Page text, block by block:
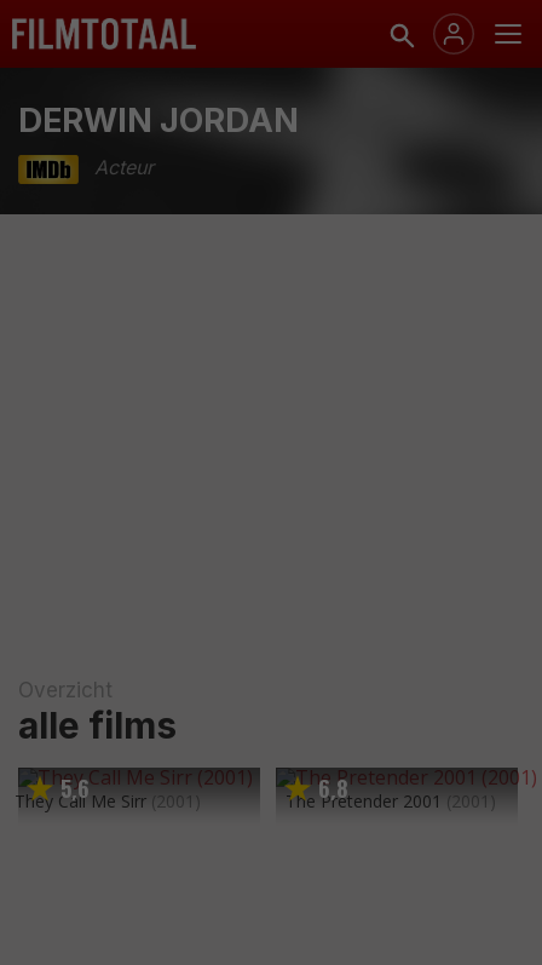
DERWIN JORDAN
Acteur
Overzicht
alle films
5,6
They Call Me Sirr (2001) 6,8
The Pretender 2001 (2001)